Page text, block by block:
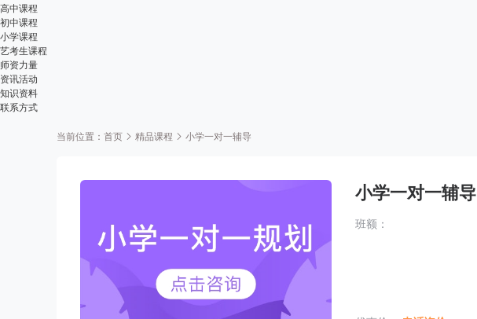
高中课程
初中课程
小学课程
艺考生课程
师资力量
资讯活动
知识资料
联系方式
当前位置： 首页 精品课程 小学一对一辅导
小学一对一辅导
班额：